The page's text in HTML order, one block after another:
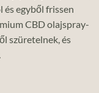
és egyből frissen
CBD olajspray-
szüretelnek, és